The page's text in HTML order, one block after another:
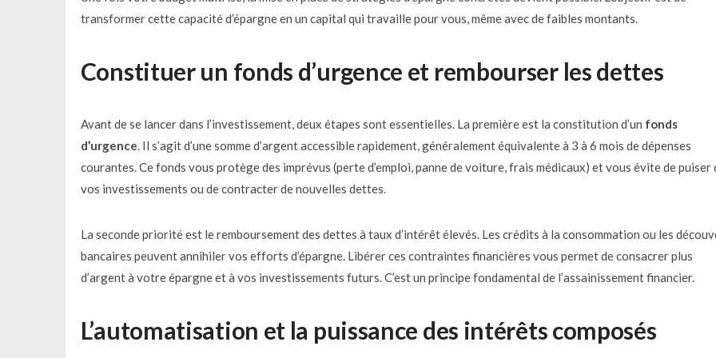
transformer cette capacité d’épargne en un capital qui travaille pour vous, même avec de faibles montants.
Constituer un fonds d’urgence et rembourser les dettes
Avant de se lancer dans l’investissement, deux étapes sont essentielles. La première est la constitution d’un fonds
d’urgence . Il s’agit d’une somme d’argent accessible rapidement, généralement équivalente à 3 à 6 mois de dépenses
courantes. Ce fonds vous protège des imprévus (perte d’emploi, panne de voiture, frais médicaux) et vous évite de puiser
vos investissements ou de contracter de nouvelles dettes.
La seconde priorité est le remboursement des dettes à taux d’intérêt élevés. Les crédits à la consommation ou les
bancaires peuvent annihiler vos efforts d’épargne. Libérer ces contraintes financières vous permet de consacrer plus
d’argent à votre épargne et à vos investissements futurs. C’est un principe fondamental de l’assainissement financier.
L’automatisation et la puissance des intérêts composés